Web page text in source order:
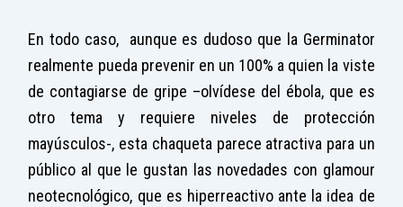
En todo caso, aunque es dudoso que la Germinator
realmente pueda prevenir en un 100% a quien la viste
de contagiarse de gripe –olvídese del ébola, que es
otro tema y requiere niveles de protección
mayúsculos-, esta chaqueta parece atractiva para un
público al que le gustan las novedades con glamour
neotecnológico, que es hiperreactivo ante la idea de